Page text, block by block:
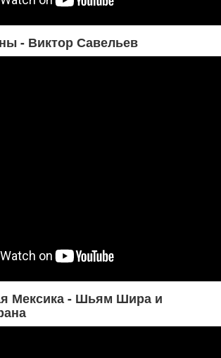
- Виктор Савельев
Мексика - Шьям Шира и